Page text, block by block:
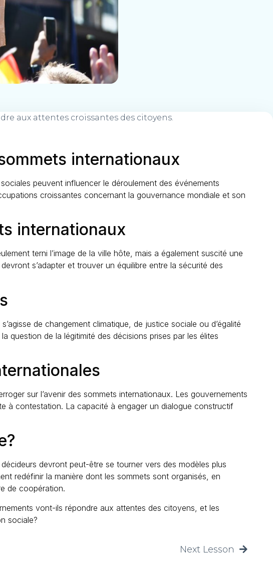
aux attentes croissantes des citoyens.
internationaux
peuvent influencer le déroulement des événements
croissantes concernant la gouvernance mondiale et son
internationaux
terni l’image de la ville hôte, mais a également suscité une
s’adapter et trouver un équilibre entre la sécurité des
de changement climatique, de justice sociale ou d’égalité
question de la légitimité des décisions prises par les élites
sur l’avenir des sommets internationaux. Les gouvernements
à contestation. La capacité à engager un dialogue constructif
devront peut-être se tourner vers des modèles plus
redéfinir la manière dont les sommets sont organisés, en
de coopération.
vont-ils répondre aux attentes des citoyens, et les
sociale?
Next Lesson